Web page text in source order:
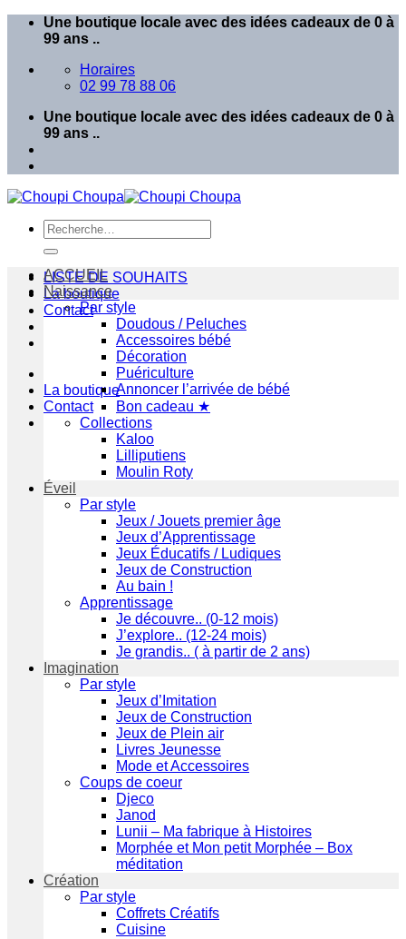
PasserUne boutique locale avec des idées cadeaux de 0 à
99 ans ..
Horaires
02 99 78 88 06
Une boutique locale avec des idées cadeaux de 0 à
99 ans ..
Recherche
pour :
LISTE DE SOUHAITS
La boutique
Contact
La boutique
Contact
ACCUEIL
Naissance
Par style
Doudous / Peluches
Accessoires bébé
Décoration
Puériculture
Annoncer l’arrivée de bébé
Bon cadeau ★
Collections
Kaloo
Lilliputiens
Moulin Roty
Éveil
Par style
Jeux / Jouets premier âge
Jeux d’Apprentissage
Jeux Éducatifs / Ludiques
Jeux de Construction
Au bain !
Apprentissage
Je découvre.. (0-12 mois)
J’explore.. (12-24 mois)
Je grandis.. ( à partir de 2 ans)
Imagination
Par style
Jeux d’Imitation
Jeux de Construction
Jeux de Plein air
Livres Jeunesse
Mode et Accessoires
Coups de coeur
Djeco
Janod
Lunii – Ma fabrique à Histoires
Morphée et Mon petit Morphée – Box
méditation
Création
Par style
Coffrets Créatifs
Cuisine